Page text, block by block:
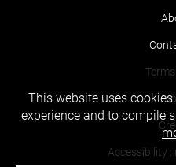
Accessibility
This website uses
experience and to compile